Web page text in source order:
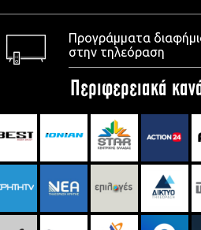
Προγράμματα
στην τηλεόραση
Περιφερειακά